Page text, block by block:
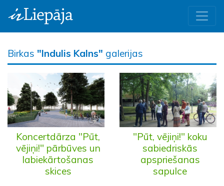
Birkas "Indulis Kalns" galerijas
Koncertdārza "Pūt,
vējiņi!" pārbūves un
labiekārtošanas
skices
"Pūt, vējiņi!" koku
sabiedriskās
apspriešanas
sapulce